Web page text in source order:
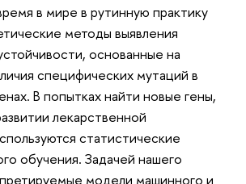
в мире в рутинную практику
методы выявления
основанные на
специфических мутаций в
В попытках найти новые гены,
лекарственной
статистические
обучения. Задачей нашего
модели машинного и